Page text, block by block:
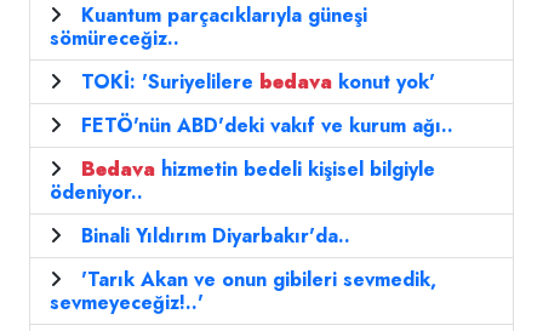
Kuantum parçacıklarıyla güneşi
sömüreceğiz..
TOKİ: 'Suriyelilere bedava konut yok'
FETÖ'nün ABD'deki vakıf ve kurum ağı..
Bedava hizmetin bedeli kişisel bilgiyle
ödeniyor..
Binali Yıldırım Diyarbakır'da..
'Tarık Akan ve onun gibileri sevmedik,
sevmeyeceğiz!..'